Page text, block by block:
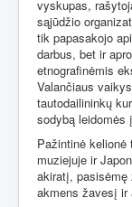
vyskupas,
sąjūdžio
tik papasakojo
darbus, bet ir
etnografinėmis
Valančiaus
tautodailininkų
sodybą leidomės
Pažintinė kelionė
muziejuje ir
akiratį, pasisėmę
akmens žavesį ir